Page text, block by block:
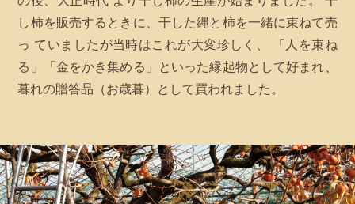
し柿を販売するときに、干した縄と柿を一緒に束ねて売
っ ていましたが当時はこれが大変珍しく、 「人を束ね
る」「金をかき集める」といった縁起物として好まれ、
暮れの贈答品（お歳暮）として買われました。